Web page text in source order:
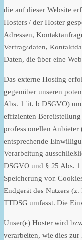
die auf dieser Website
Hosters / der Hoster
Adressen,
Vertragsdaten,
Daten, die über eine
Das externe Hosting
gegenüber unseren
Abs. 1 lit. b DSGVO)
effizienten
professionellen
entsprechende
Verarbeitung
DSGVO und § 25 Abs.
Speicherung von
Endgerät des Nutzers
TTDSG umfasst. Die
Unser(e) Hoster wird
verarbeiten, wie dies